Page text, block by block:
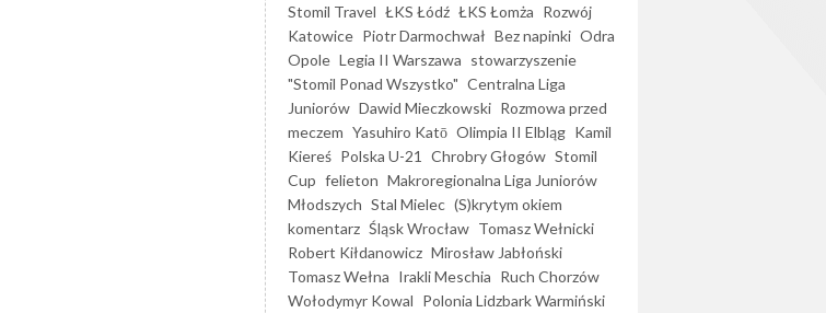
Stomil Travel ŁKS Łódź ŁKS Łomża Rozwój
Katowice Piotr Darmochwał Bez napinki Odra
Opole Legia II Warszawa stowarzyszenie
"Stomil Ponad Wszystko" Centralna Liga
Juniorów Dawid Mieczkowski Rozmowa przed
meczem Yasuhiro Katō Olimpia II Elbląg Kamil
Kiereś Polska U-21 Chrobry Głogów Stomil
Cup felieton Makroregionalna Liga Juniorów
Młodszych Stal Mielec (S)krytym okiem
komentarz Śląsk Wrocław Tomasz Wełnicki
Robert Kiłdanowicz Mirosław Jabłoński
Tomasz Wełna Irakli Meschia Ruch Chorzów
Wołodymyr Kowal Polonia Lidzbark Warmiński